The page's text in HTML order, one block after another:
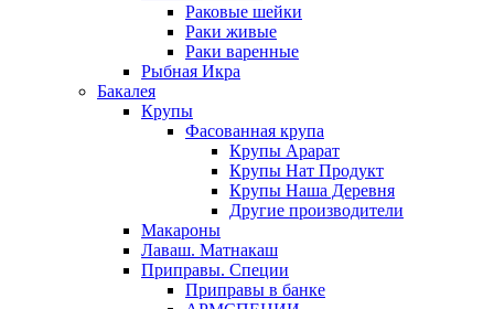
Раковые шейки
Раки живые
Раки варенные
Рыбная Икра
Бакалея
Крупы
Фасованная крупа
Крупы Арарат
Крупы Нат Продукт
Крупы Наша Деревня
Другие производители
Макароны
Лаваш. Матнакаш
Приправы. Специи
Приправы в банке